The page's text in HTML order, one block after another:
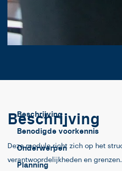
Beschrijving
Benodigde voorkennis
Onderwerpen
Planning
Beschrijving
Deze module richt zich op het
verantwoordelijkheden en grenzen.